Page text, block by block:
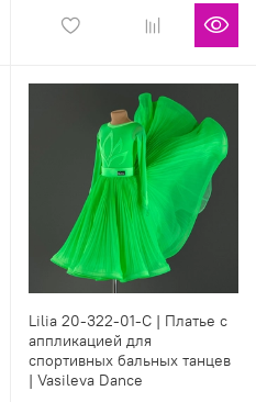
Lilia 20-322-01-C | Платье с
аппликацией для
спортивных бальных танцев
| Vasileva Dance